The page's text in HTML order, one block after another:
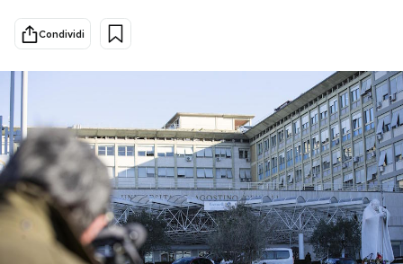
Scienza
Mondiali calcio 2026
PODCAST
NEWSLETTER
Condividi